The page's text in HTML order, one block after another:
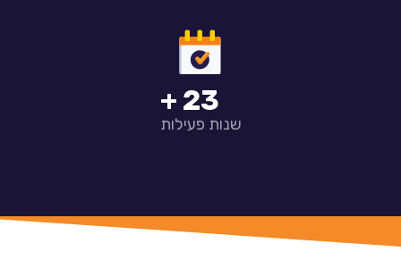
25
שנות פעילות